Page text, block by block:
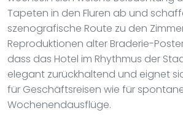
Tapeten in den Fluren ab und
szenografische Route zu den
Reproduktionen alter Braderie-
dass das Hotel im Rhythmus der
elegant zurückhaltend und eignet
für Geschäftsreisen wie für
Wochenendausflüge.